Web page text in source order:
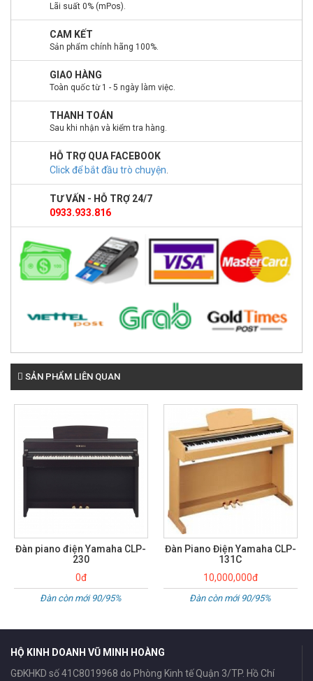
Lãi suất 0% (mPos).
CAM KẾT
Sản phẩm chính hãng 100%.
GIAO HÀNG
Toàn quốc từ 1 - 5 ngày làm việc.
THANH TOÁN
Sau khi nhận và kiểm tra hàng.
HỖ TRỢ QUA FACEBOOK
Click để bắt đầu trò chuyện.
TƯ VẤN - HỖ TRỢ 24/7
0933.933.816
SẢN PHẨM LIÊN QUAN
Đàn Piano Điện Yamaha CLP-
131C
10,000,000đ
Đàn còn mới 90/95%
Đàn Piano Điện Yamaha SCLP
5350
18,000,000đ
Đàn còn mới 90 /95%
HỘ KINH DOANH VŨ MINH HOÀNG
GĐKHKD số 41C8019968 do Phòng Kinh tế Quận 3/TP. Hồ Chí